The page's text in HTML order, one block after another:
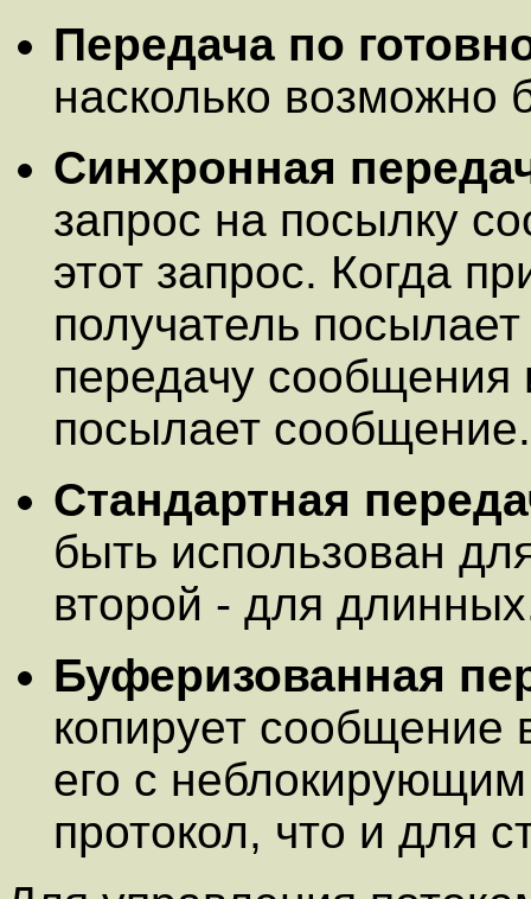
Передача по
насколько возможно
Синхронная
запрос на посылку
этот запрос. Когда
получатель
передачу сообщения
посылает сообщение.
Стандартная
быть использован
второй - для
Буферизованная
копирует сообщение
его с
протокол, что и для